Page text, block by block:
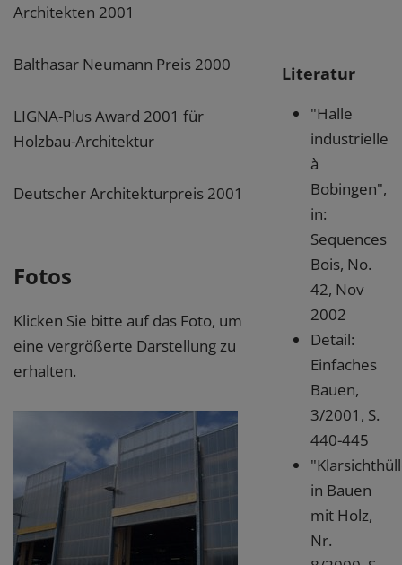
Architekten 2001
Balthasar Neumann Preis 2000
LIGNA-Plus Award 2001 für
Holzbau-Architektur
Deutscher Architekturpreis 2001
Fotos
Klicken Sie bitte auf das Foto, um
eine vergrößerte Darstellung zu
erhalten.
Literatur
"Halle
industrielle
à
Bobingen",
in:
Sequences
Bois, No.
42, Nov
2002
Detail:
Einfaches
Bauen,
3/2001, S.
440-445
in Bauen
mit Holz,
Nr.